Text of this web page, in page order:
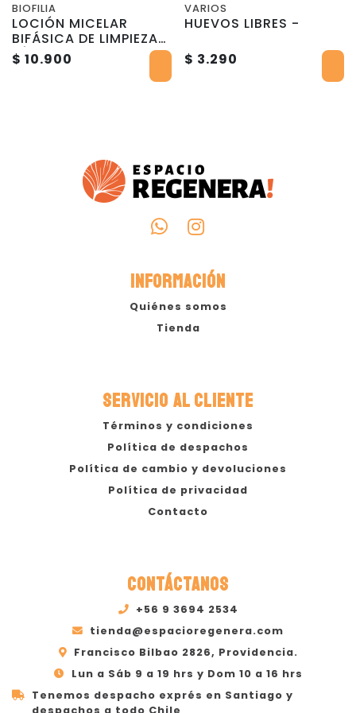
BIOFILIA
LOCIÓN MICELAR
BIFÁSICA DE LIMPIEZA
FÁCIAL -50ml - Biofilia
$ 10.900
VARIOS
HUEVOS LIBRES -
$ 3.290
INFORMACIÓN
Quiénes somos
Tienda
SERVICIO AL CLIENTE
Términos y condiciones
Política de despachos
Política de cambio y devoluciones
Política de privacidad
Contacto
CONTÁCTANOS
+56 9 3694 2534
tienda@espacioregenera.com
Francisco Bilbao 2826, Providencia.
Lun a Sáb 9 a 19 hrs y Dom 10 a 16 hrs
Tenemos despacho exprés en Santiago y
despachos a todo Chile